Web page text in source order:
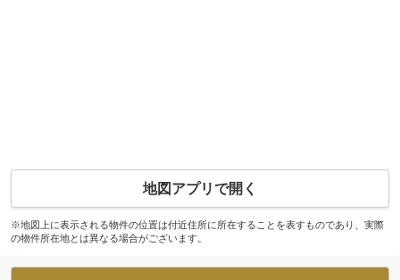
地図アプリで開く
※地図上に表示される物件の位置は付近住所に所在することを表すものであり、実際
の物件所在地とは異なる場合がございます。